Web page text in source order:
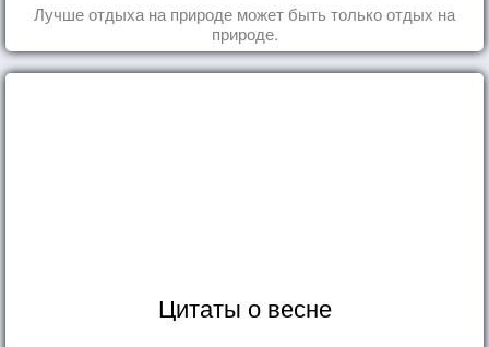
Лучше отдыха на природе может быть только отдых на
природе.
Цитаты о весне